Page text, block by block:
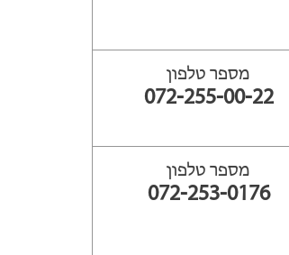
מספר טלפון
072-255-00-22
מספר טלפון
072-253-0176